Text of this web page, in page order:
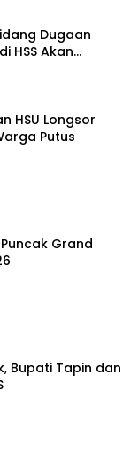
Dugaan
HSS Akan
HSU Longsor
Putus
Grand
Bupati Tapin dan